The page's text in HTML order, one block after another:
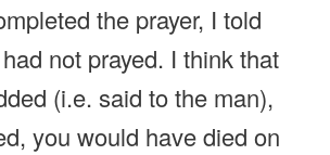
the prayer, I told
not prayed. I think that
(i.e. said to the man),
you would have died on